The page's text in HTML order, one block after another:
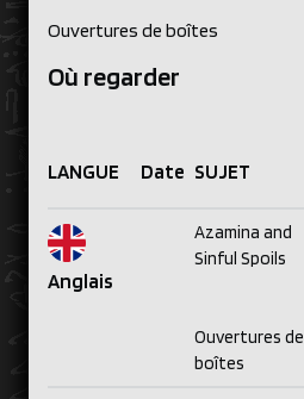
Ouvertures de boîtes
Où regarder
LANGUE Date SUJET
Anglais
Azamina and
Sinful Spoils
Ouvertures de
boîtes